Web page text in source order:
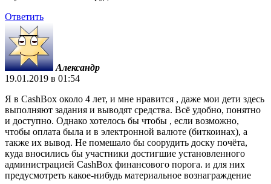
Ответить
Александр
19.01.2019 в 01:54
Я в CashBox около 4 лет, и мне нравится , даже мои дети здесь
выполняют задания и выводят средства. Всё удобно, понятно
и доступно. Однако хотелось бы чтобы , если возможно,
чтобы оплата была и в электронной валюте (биткоинах), а
также их вывод. Не помешало бы соорудить доску почёта,
куда вносились бы участники достигшие установленного
администрацией CashBox финансового порога. и для них
предусмотреть какое-нибудь материальное вознаграждение